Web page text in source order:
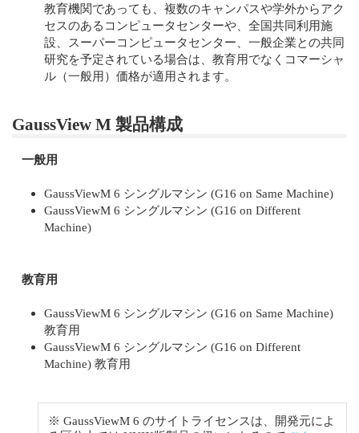
教育機関であっても、複数のキャンパスや学外からアク
セスのあるコンピュータセンターや、全国共同利用施
設、スーパーコンピュータセンター、一般企業との共同
研究を予定されている場合は、教育用でなくコマーシャ
ル（一般用）価格が適用されます。
GaussView M 製品構成
一般用
GaussViewM 6 シングルマシン (G16 on Same Machine)
GaussViewM 6 シングルマシン (G16 on Different
Machine)
教育用
GaussViewM 6 シングルマシン (G16 on Same Machine)
教育用
GaussViewM 6 シングルマシン (G16 on Different
Machine) 教育用
※ GaussViewM 6 のサイトライセンスは、開発元によ